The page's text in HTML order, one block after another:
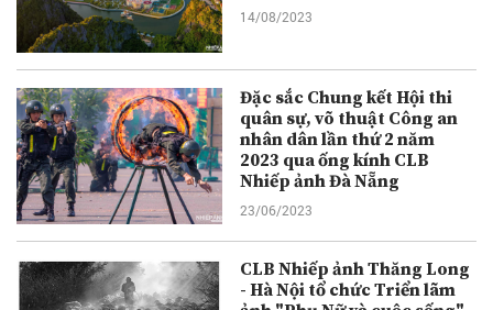
14/08/2023
Đặc sắc Chung kết Hội thi
quân sự, võ thuật Công an
nhân dân lần thứ 2 năm
2023 qua ống kính CLB
Nhiếp ảnh Đà Nẵng
23/06/2023
CLB Nhiếp ảnh Thăng Long
- Hà Nội tổ chức Triển lãm